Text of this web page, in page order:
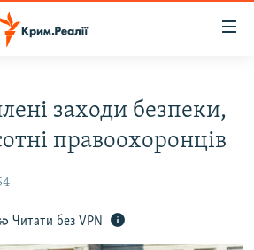
заходи безпеки,
правоохоронців
Читати без VPN